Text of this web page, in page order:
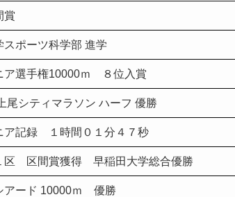
賞
スポーツ科学部 進学
ア選手権10000ｍ ８位入賞
尾シティマラソン ハーフ 優勝
ア記録 １時間０１分４７秒
区 区間賞獲得 早稲田大学総合優勝
アード 10000ｍ 優勝